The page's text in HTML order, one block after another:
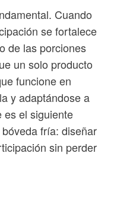
Cuando
se fortalece
de las porciones
un solo producto
funcione en
y adaptándose a
es el siguiente
fría: diseñar
sin perder